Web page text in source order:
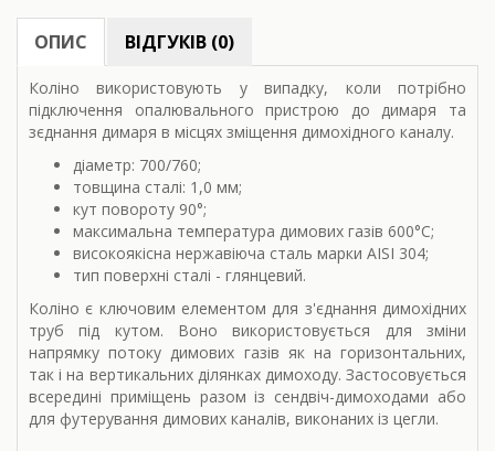
ОПИС ВІДГУКІВ (0)
Коліно використовують у випадку, коли потрібно
підключення опалювального пристрою до димаря та
зєднання димаря в місцях зміщення димохідного каналу.
діаметр: 700/760;
товщина сталі: 1,0 мм;
кут повороту 90°;
максимальна температура димових газів 600°С;
високоякісна нержавіюча сталь марки AISI 304;
тип поверхні сталі - глянцевий.
Коліно є ключовим елементом для з'єднання димохідних
труб під кутом. Воно використовується для зміни
напрямку потоку димових газів як на горизонтальних,
так і на вертикальних ділянках димоходу. Застосовується
всередині приміщень разом із сендвіч-димоходами або
для футерування димових каналів, виконаних із цегли.